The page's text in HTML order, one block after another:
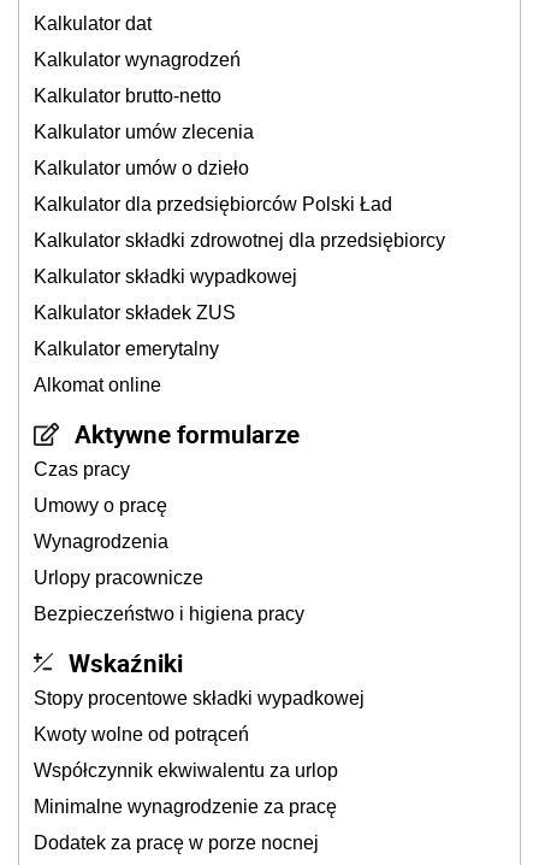
Kalkulator dat
Kalkulator wynagrodzeń
Kalkulator brutto-netto
Kalkulator umów zlecenia
Kalkulator umów o dzieło
Kalkulator dla przedsiębiorców Polski Ład
Kalkulator składki zdrowotnej dla przedsiębiorcy
Kalkulator składki wypadkowej
Kalkulator składek ZUS
Kalkulator emerytalny
Alkomat online
Aktywne formularze
Czas pracy
Umowy o pracę
Wynagrodzenia
Urlopy pracownicze
Bezpieczeństwo i higiena pracy
Wskaźniki
Stopy procentowe składki wypadkowej
Kwoty wolne od potrąceń
Współczynnik ekwiwalentu za urlop
Minimalne wynagrodzenie za pracę
Dodatek za pracę w porze nocnej